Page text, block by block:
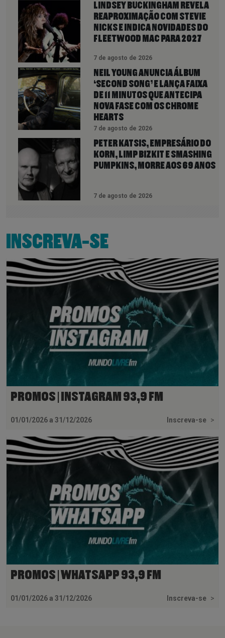
LINDSEY BUCKINGHAM REVELA
REAPROXIMAÇÃO COM STEVIE
NICKS E INDICA NOVIDADES DO
FLEETWOOD MAC PARA 2027
7 de agosto de 2026
NEIL YOUNG ANUNCIA ÁLBUM
‘SECOND SONG’ E LANÇA FAIXA
DE 11 MINUTOS QUE ANTECIPA
NOVA FASE COM OS CHROME
HEARTS
7 de agosto de 2026
PETER KATSIS, EMPRESÁRIO DO
KORN, LIMP BIZKIT E SMASHING
PUMPKINS, MORRE AOS 69 ANOS
7 de agosto de 2026
INSCREVA-SE
PROMOS | INSTAGRAM 93,9 FM
01/01/2026 a 31/12/2026 Inscreva-se >
PROMOS | WHATSAPP 93,9 FM
01/01/2026 a 31/12/2026 Inscreva-se >